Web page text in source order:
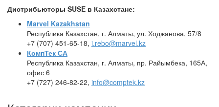
Дистрибьюторы SUSE в Казахстане:
Marvel Kazakhstan
Республика Казахстан, г. Алматы, ул. Ходжанова, 57/8
+7 (707) 451-65-18, i.rebo@marvel.kz
КомпТек СА
Республика Казахстан, г. Алматы, пр. Райымбека, 165А,
офис 6
+7 (727) 246-82-22, info@comptek.kz